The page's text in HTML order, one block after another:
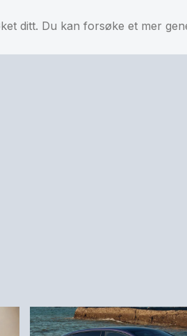
ditt. Du kan forsøke et mer